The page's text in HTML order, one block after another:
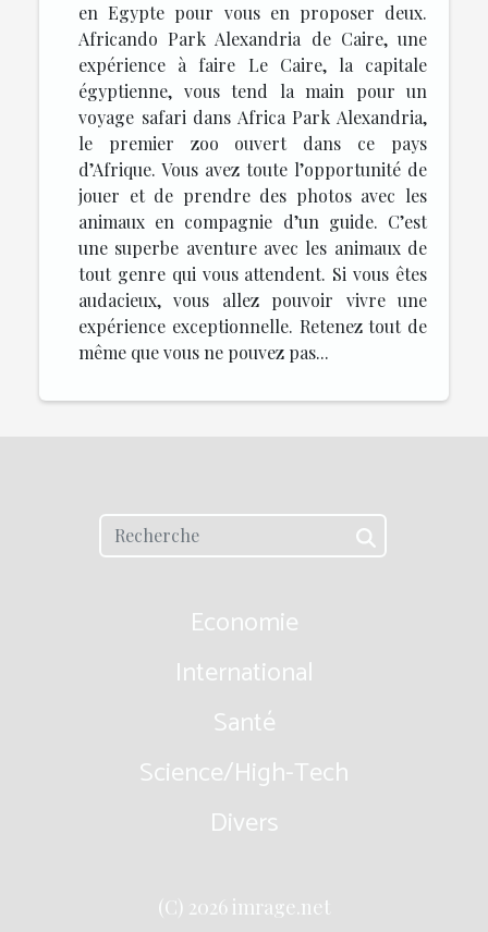
en Egypte pour vous en proposer deux.
Africando Park Alexandria de Caire, une
expérience à faire Le Caire, la capitale
égyptienne, vous tend la main pour un
voyage safari dans Africa Park Alexandria,
le premier zoo ouvert dans ce pays
d’Afrique. Vous avez toute l’opportunité de
jouer et de prendre des photos avec les
animaux en compagnie d’un guide. C’est
une superbe aventure avec les animaux de
tout genre qui vous attendent. Si vous êtes
audacieux, vous allez pouvoir vivre une
expérience exceptionnelle. Retenez tout de
même que vous ne pouvez pas...
Economie
International
Santé
Science/High-Tech
Divers
(C) 2026 imrage.net